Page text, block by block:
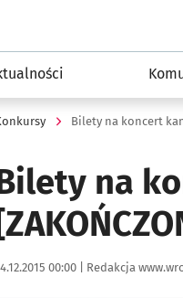
Bilety na koncert
na
publikacji:
00:00 | Autor:
Redakcja